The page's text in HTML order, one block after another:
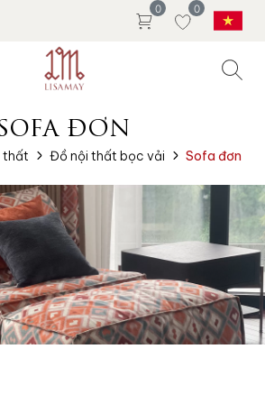
0
0
ĐƠN
thất Đồ nội thất bọc vải Sofa đơn